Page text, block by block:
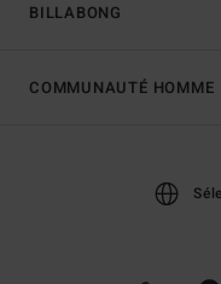
BILLABONG
COMMUNAUTÉ HOMME